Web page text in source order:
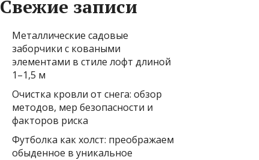
Свежие записи
Металлические садовые
заборчики с коваными
элементами в стиле лофт длиной
1–1,5 м
Очистка кровли от снега: обзор
методов, мер безопасности и
факторов риска
Футболка как холст: преображаем
обыденное в уникальное